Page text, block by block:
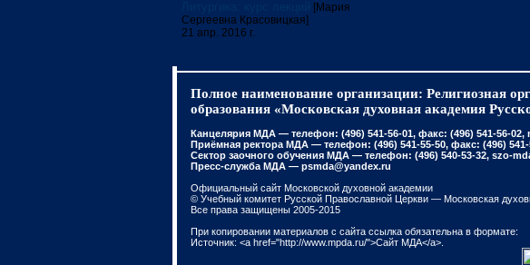
[Мария
Сергеевна Красовицкая]
21 апр. 2016 г.
Полное наименование организации: Религиозная
образования «Московская духовная академия
Канцелярия МДА — телефон: (496) 541-56-01, факс: (496) 541-56-02,
Приёмная ректора МДА — телефон: (496) 541-55-50, факс: (496)
Сектор заочного обучения МДА — телефон: (496) 540-53-32, szo-
Пресс-служба МДА — psmda@yandex.ru
Официальный сайт Московской духовной академии
© Учебный комитет Русской Православной Церкви — Московская
Все права защищены 2005-2015
При копировании материалов с сайта ссылка обязательна в формате:
Источник: <a href="http://www.mpda.ru/">Сайт МДА</a>.